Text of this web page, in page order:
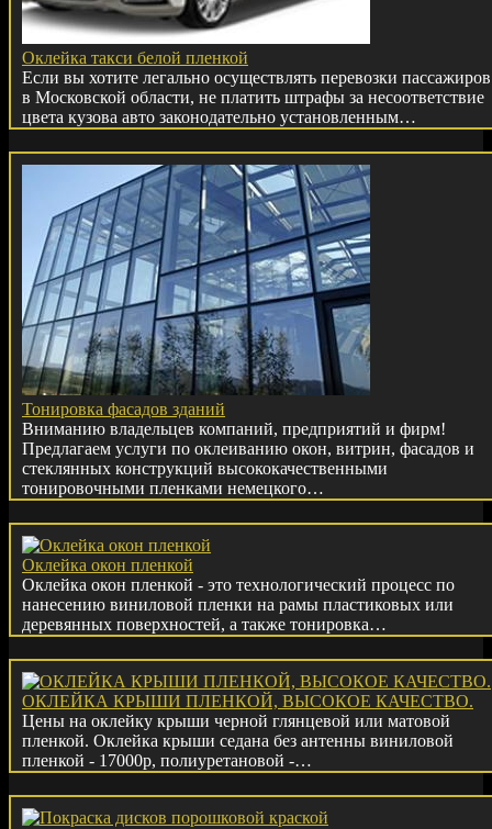
Оклейка такси белой пленкой
Если вы хотите легально осуществлять перевозки пассажиров
в Московской области, не платить штрафы за несоответствие
цвета кузова авто законодательно установленным…
Тонировка фасадов зданий
Вниманию владельцев компаний, предприятий и фирм!
Предлагаем услуги по оклеиванию окон, витрин, фасадов и
стеклянных конструкций высококачественными
тонировочными пленками немецкого…
Оклейка окон пленкой
Оклейка окон пленкой - это технологический процесс по
нанесению виниловой пленки на рамы пластиковых или
деревянных поверхностей, а также тонировка…
ОКЛЕЙКА КРЫШИ ПЛЕНКОЙ, ВЫСОКОЕ КАЧЕСТВО.
Цены на оклейку крыши черной глянцевой или матовой
пленкой. Оклейка крыши седана без антенны виниловой
пленкой - 17000р, полиуретановой -…